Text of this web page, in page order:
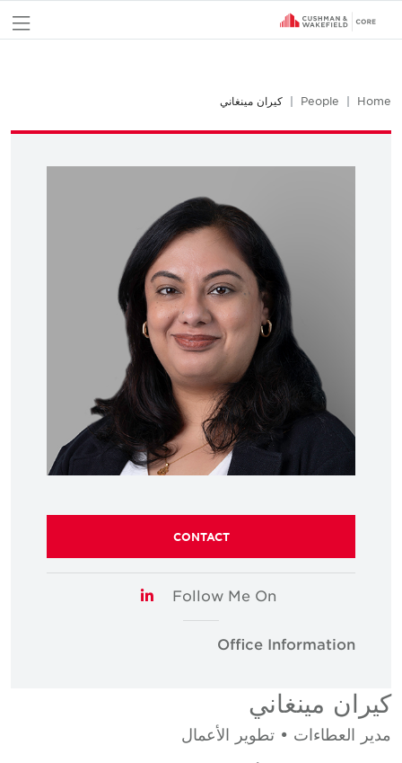
Home
People كيران مينغاني
CONTACT
Follow Me On
LinkedIn
Office Information
كيران مينغاني
مدير العطاءات • تطوير الأعمال